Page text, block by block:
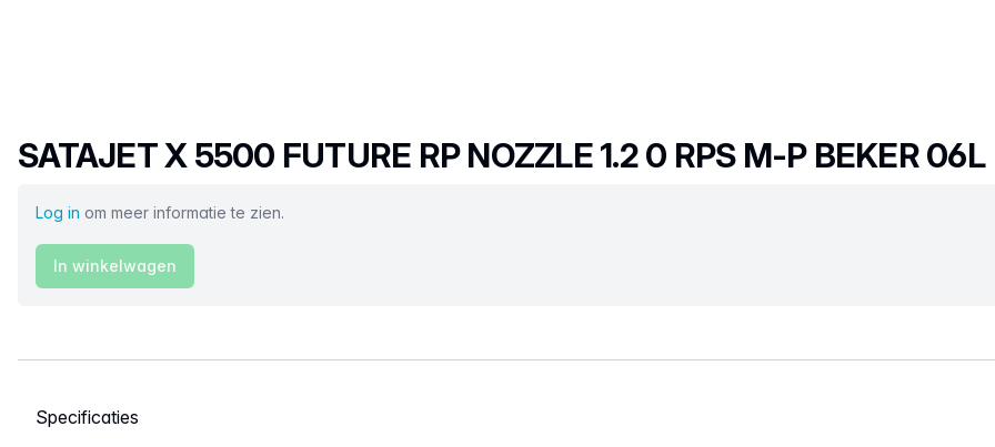
Productnaam
SATAJET X 5500 FUTURE RP NOZZLE 1.2 0 RPS M-P BEKER 06L
Log in om meer informatie te zien.
In winkelwagen
Selecteer een tabblad